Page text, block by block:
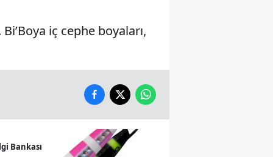
iç cephe boyaları,
Bankası